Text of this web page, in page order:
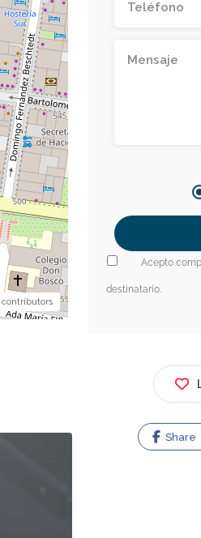
contributors
Acepto
destinatario.
Share